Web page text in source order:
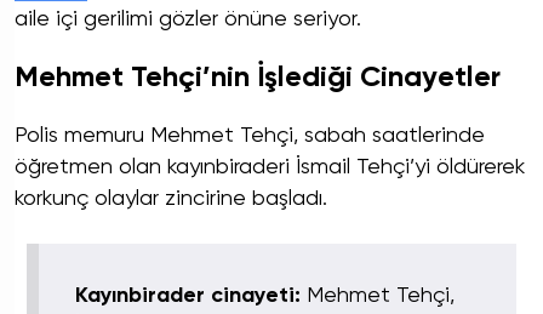
aile içi gerilimi gözler önüne seriyor.
Mehmet Tehçi’nin İşlediği Cinayetler
Polis memuru Mehmet Tehçi, sabah saatlerinde
öğretmen olan kayınbiraderi İsmail Tehçi’yi öldürerek
korkunç olaylar zincirine başladı.
Kayınbirader cinayeti: Mehmet Tehçi,